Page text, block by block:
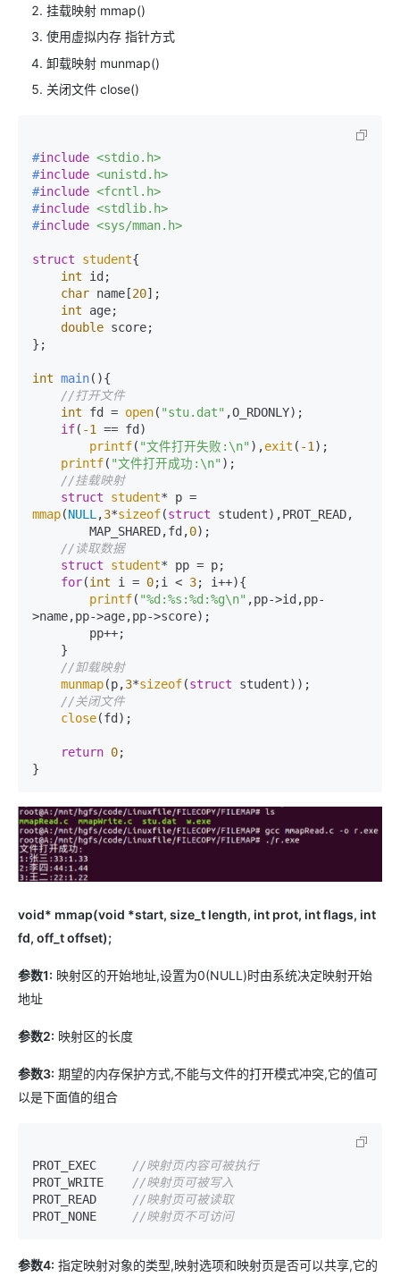
挂载映射 mmap()
使用虚拟内存 指针方式
卸载映射 munmap()
关闭文件 close()
#include <stdio.h>
#include <unistd.h>
#include <fcntl.h>
#include <stdlib.h>
#include <sys/mman.h>
struct student{
int id;
char name[20];
int age;
double score;
};
int main(){
//打开文件
int fd = open( "stu.dat" ,O_RDONLY);
if( -1 == fd)
printf( "文件打开失败:\n" ),exit ( -1);
printf( "文件打开成功:\n" );
//挂载映射
struct
student
mmap(NULL,3*sizeof(struct student),PROT_READ,
        MAP_SHARED,fd,
0);
//读取数据
struct
student* pp = p;
for(int i = 0;i < 3; i++){
printf( "%d:%s:%d:%g\n" ,pp->id,pp-
>name,pp->age,pp->score);
//卸载映射
munmap(p,3*sizeof(struct student));
//关闭文件
close(fd);
return 0;
void* mmap(void *start, size_t length, int prot, int flags, int
fd, off_t offset);
参数1: 映射区的开始地址,设置为0(NULL)时由系统决定映射开始
地址
参数2: 映射区的长度
参数3: 期望的内存保护方式,不能与文件的打开模式冲突,它的值可
以是下面值的组合
PROT_EXEC
//映射页内容可被执行
PROT_WRITE
//映射页可被写入
PROT_READ
//映射页可被读取
PROT_NONE
//映射页不可访问
参数4: 指定映射对象的类型,映射选项和映射页是否可以共享,它的